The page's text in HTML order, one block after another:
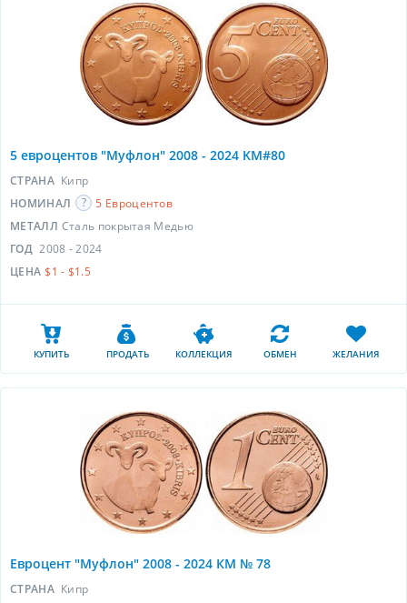
5 евроцентов "Муфлон" 2008 - 2024 KM#80
СТРАНА Кипр
НОМИНАЛ
5 Евроцентов
МЕТАЛЛ Сталь покрытая Медью
ГОД 2008 - 2024
ЦЕНА $1 - $1.5
КУПИТЬ ПРОДАТЬ КОЛЛЕКЦИЯ ОБМЕН ЖЕЛАНИЯ
Евроцент "Муфлон" 2008 - 2024 КМ № 78
СТРАНА Кипр